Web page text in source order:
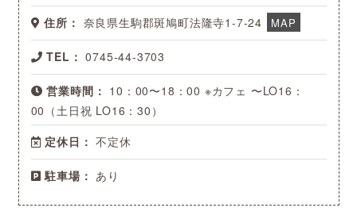
住所： 奈良県生駒郡斑鳩町法隆寺1-7-24 MAP
TEL： 0745-44-3703
営業時間： 10：00〜18：00 ※カフェ 〜LO16：
00（土日祝 LO16：30）
定休日： 不定休
駐車場： あり